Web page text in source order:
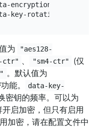
encryption-method:
为
"aes128-
ctr" 、 "sm4-ctr"
(仅
。默认值为
能。
data-key-
密钥的频率。可以为
启加密，但只有启用
加密，请在配置文件中